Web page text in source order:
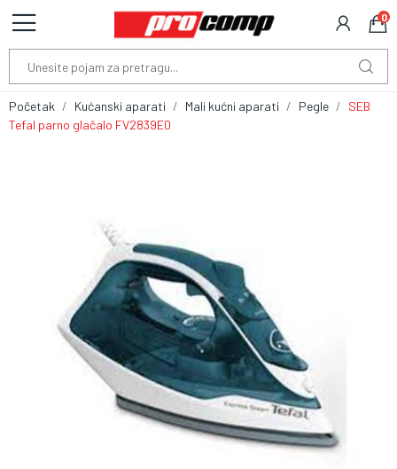
0
Početak Kućanski aparati Mali kućni aparati Pegle
SEB
Tefal parno glačalo FV2839E0